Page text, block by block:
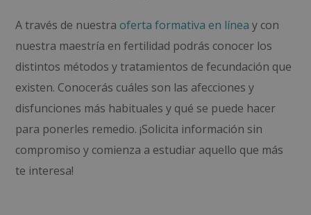
A través de nuestraoferta formativa en línea y con
nuestra maestría en fertilidad podrás conocer los
distintos métodos y tratamientos de fecundación que
existen. Conocerás cuáles son las afecciones y
disfunciones más habituales y qué se puede hacer
para ponerles remedio. ¡Solicita información sin
compromiso y comienza a estudiar aquello que más
te interesa!